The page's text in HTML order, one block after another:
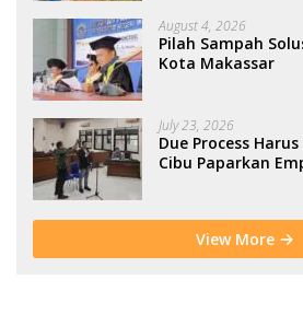
August 4, 2026
Pilah Sampah
Kota Makassar
July 23, 2026
Due Process
Cibu Paparkan
View More